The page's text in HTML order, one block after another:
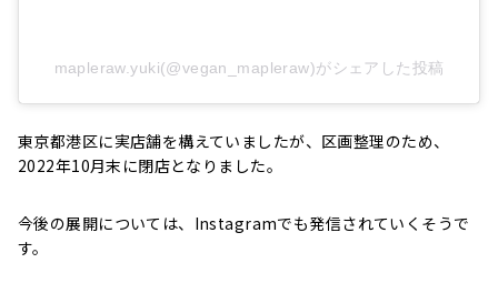
mapleraw.yuki(@vegan_mapleraw)がシェアした投稿
東京都港区に実店舗を構えていましたが、区画整理のため、
2022年10月末に閉店となりました。
今後の展開については、Instagramでも発信されていくそうで
す。